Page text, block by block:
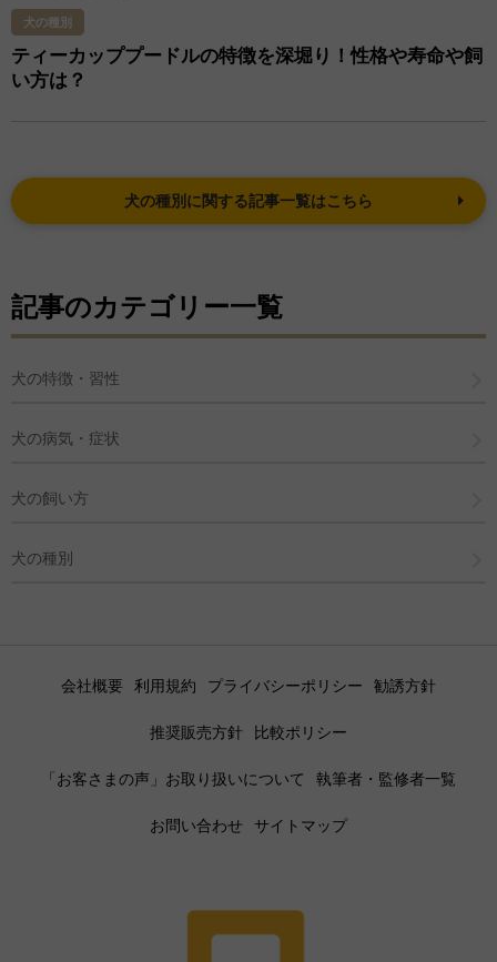
犬の種別
ティーカッププードルの特徴を深堀り！性格や寿命や飼
い方は？
犬の種別に関する記事一覧はこちら
記事のカテゴリー一覧
犬の特徴・習性
犬の病気・症状
犬の飼い方
犬の種別
会社概要 利用規約 プライバシーポリシー 勧誘方針
推奨販売方針 比較ポリシー
「お客さまの声」お取り扱いについて 執筆者・監修者一覧
お問い合わせ サイトマップ